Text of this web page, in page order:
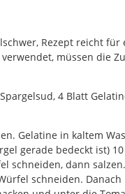
Rezept reicht für
müssen die
4 Blatt
Gelatine in kaltem
gerade bedeckt ist)
schneiden, dann salzen.
schneiden. Danach